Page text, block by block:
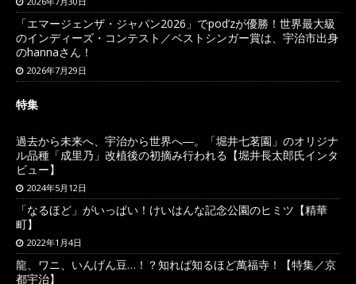
「エマージェンザ・ジャパン2026」でpod’zが優勝！世界最大級
のインディーズ・コンテスト／ベストシンガー賞は、宇治市出身
のhannaさん！
2026年7月29日
特集
過去から未来へ、宇治から世界へ―。「堀井七茗園」のオリジナ
ル品種「成里乃」改植後の初摘み行われる【堀井長太郎氏インタ
ビュー】
2024年5月12日
「なるほど」がいっぱい！けいはんな記念公園のヒミツ【精華
町】
2022年1月4日
龍、ワニ、いんげん豆…！？知れば知るほど萬福寺！【特集／京
都宇治】